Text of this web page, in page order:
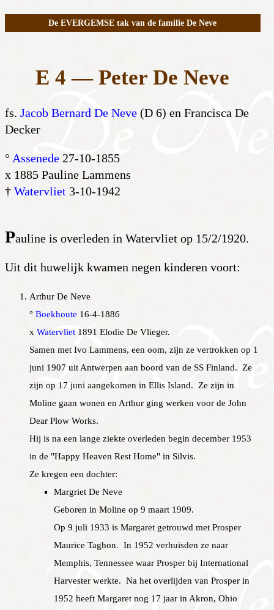
De EVERGEMSE tak van de familie De Neve
E 4 — Peter De Neve
fs. Jacob Bernard De Neve (D 6) en Francisca De
Decker
° Assenede 27-10-1855
x 1885 Pauline Lammens
† Watervliet 3-10-1942
Pauline is overleden in Watervliet op 15/2/1920.
Uit dit huwelijk kwamen negen kinderen voort:
Arthur De Neve
° Boekhoute 16-4-1886
x Watervliet 1891 Elodie De Vlieger.
Samen met Ivo Lammens, een oom, zijn ze vertrokken op 1
juni 1907 uit Antwerpen aan boord van de SS Finland. Ze
zijn op 17 juni aangekomen in Ellis Island. Ze zijn in
Moline gaan wonen en Arthur ging werken voor de John
Dear Plow Works.
Hij is na een lange ziekte overleden begin december 1953
in de "Happy Heaven Rest Home" in Silvis.
Ze kregen een dochter:
Margriet De Neve
Geboren in Moline op 9 maart 1909.
Op 9 juli 1933 is Margaret getrouwd met Prosper
Maurice Taghon. In 1952 verhuisden ze naar
Memphis, Tennessee waar Prosper bij International
Harvester werkte. Na het overlijden van Prosper in
1952 heeft Margaret nog 17 jaar in Akron, Ohio